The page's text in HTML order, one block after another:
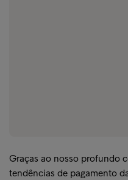
Graças ao nosso profundo
tendências de pagamento